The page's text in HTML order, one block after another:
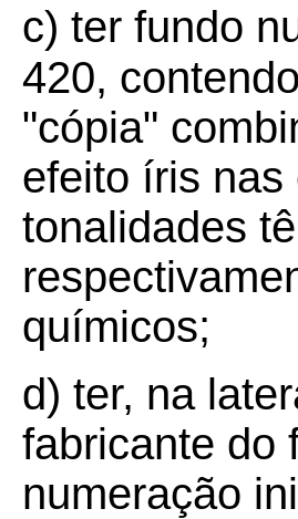
c) ter fundo
420,
"cópia"
efeito íris nas
tonalidades
químicos;
d) ter, na
fabricante do
numeração